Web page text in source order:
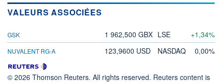
VALEURS ASSOCIÉES
GSK 1 962,500 GBX LSE +1,34%
NUVALENT RG-A 123,9600 USD NASDAQ 0,00%
© 2026 Thomson Reuters. All rights reserved. Reuters content is